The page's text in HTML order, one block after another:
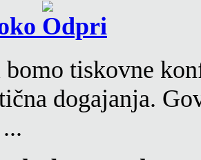
tiskovne
dogajanja.